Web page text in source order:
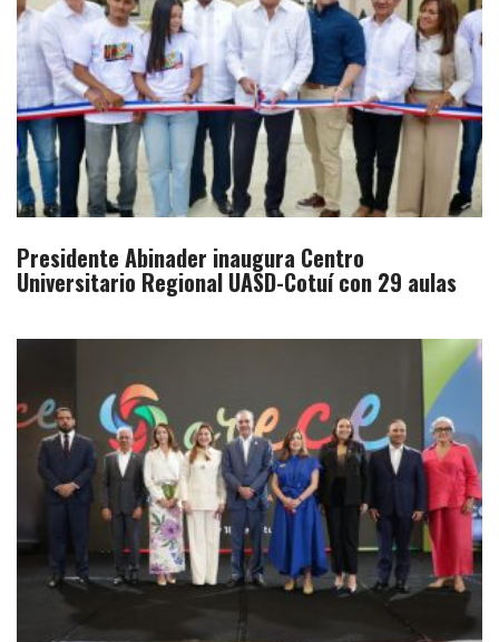
Presidente Abinader inaugura Centro
Universitario Regional UASD-Cotuí con 29 aulas